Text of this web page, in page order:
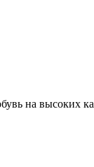
на высоких